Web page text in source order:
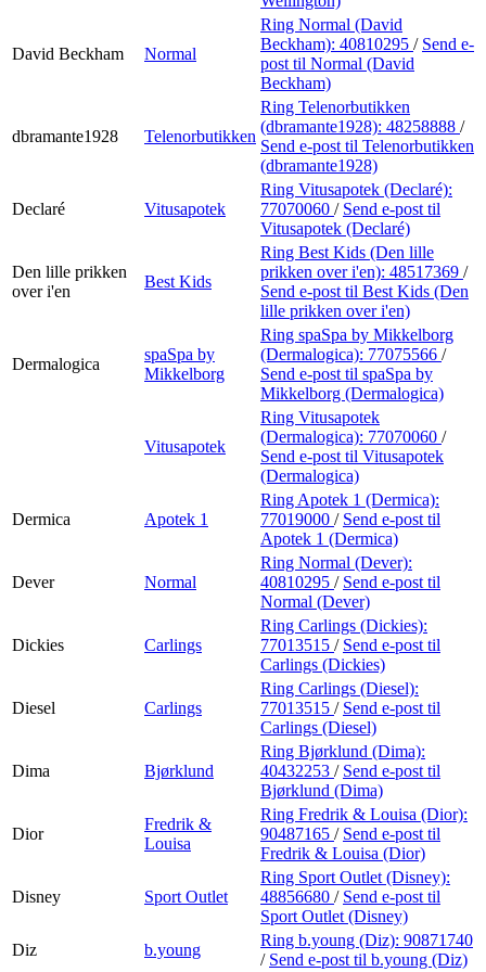
David Beckham Normal
Ring Normal (David
Beckham): 40810295 / Send e-
post til Normal (David
Beckham)
dbramante1928 Telenorbutikken
Ring Telenorbutikken
(dbramante1928): 48258888 /
Send e-post til Telenorbutikken
(dbramante1928)
Declaré Vitusapotek
Ring Vitusapotek (Declaré):
77070060 / Send e-post til
Vitusapotek (Declaré)
Den lille prikken
over i'en
Best Kids
Ring Best Kids (Den lille
prikken over i'en): 48517369 /
Send e-post til Best Kids (Den
lille prikken over i'en)
Dermalogica
spaSpa by
Mikkelborg
Ring spaSpa by Mikkelborg
(Dermalogica): 77075566 /
Send e-post til spaSpa by
Mikkelborg (Dermalogica)
Vitusapotek
Ring Vitusapotek
(Dermalogica): 77070060 /
Send e-post til Vitusapotek
(Dermalogica)
Dermica Apotek 1
Ring Apotek 1 (Dermica):
77019000 / Send e-post til
Apotek 1 (Dermica)
Dever Normal
Ring Normal (Dever):
40810295 / Send e-post til
Normal (Dever)
Dickies Carlings
Ring Carlings (Dickies):
77013515 / Send e-post til
Carlings (Dickies)
Diesel Carlings
Ring Carlings (Diesel):
77013515 / Send e-post til
Carlings (Diesel)
Dima Bjørklund
Ring Bjørklund (Dima):
40432253 / Send e-post til
Bjørklund (Dima)
Dior
Fredrik &
Louisa
Ring Fredrik & Louisa (Dior):
90487165 / Send e-post til
Fredrik & Louisa (Dior)
Disney Sport Outlet
Ring Sport Outlet (Disney):
48856680 / Send e-post til
Sport Outlet (Disney)
Diz
b.young
Ring b.young (Diz): 90871740
/ Send e-post til b.young (Diz)